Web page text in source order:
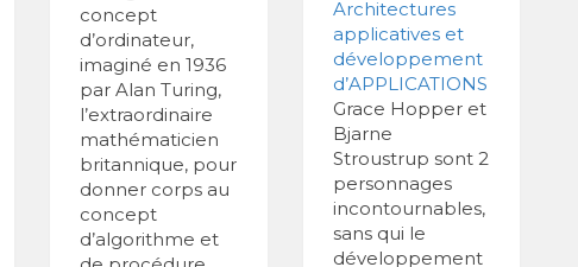
concept
d’ordinateur,
imaginé en 1936
par Alan Turing,
l’extraordinaire
mathématicien
britannique, pour
donner corps au
concept
d’algorithme et
Architectures
applicatives et
développement
d’APPLICATIONS
Grace Hopper et
Bjarne
Stroustrup sont 2
personnages
incontournables,
sans qui le
développement